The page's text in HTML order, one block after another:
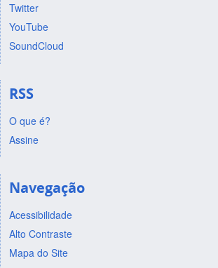
Twitter
YouTube
SoundCloud
RSS
O que é?
Assine
Navegação
Acessibilidade
Alto Contraste
Mapa do Site